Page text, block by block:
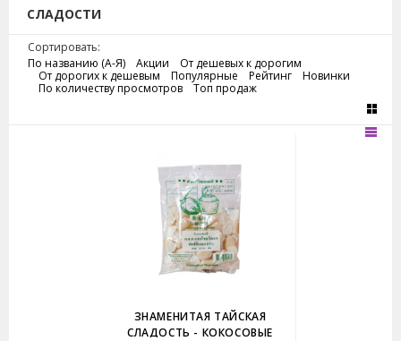
СЛАДОСТИ
Сортировать:
По названию (А-Я)
Акции
От дешевых к дорогим
От дорогих к дешевым
Популярные Рейтинг
Новинки
По количеству просмотров
Топ продаж
ЗНАМЕНИТАЯ ТАЙСКАЯ
СЛАДОСТЬ - КОКОСОВЫЕ